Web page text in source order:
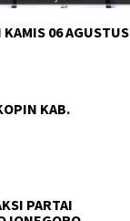
KAMIS 06 AGUSTUS
KAB.
PARTAI